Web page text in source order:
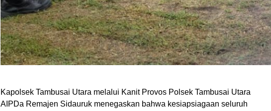
Kapolsek Tambusai Utara melalui Kanit Provos Polsek Tambusai Utara
AIPDa Remajen Sidauruk menegaskan bahwa kesiapsiagaan seluruh